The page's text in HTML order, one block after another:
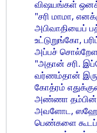
விஷயங்கள்
"சரி மாமா,
அபிவாதியைப்
உட்டுறுங்கோ,
அப்பச்
"அதான் சரி.
வர்ணம்தான்
கோத்ரம்
அண்ணா தம்பின்ற
அவளோட,
பெண்களை